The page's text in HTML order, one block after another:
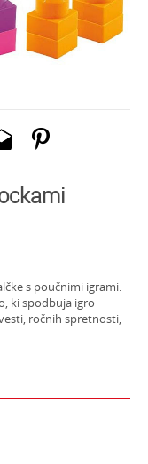
s poučnimi igrami.
ki spodbuja igro
ročnih spretnosti,